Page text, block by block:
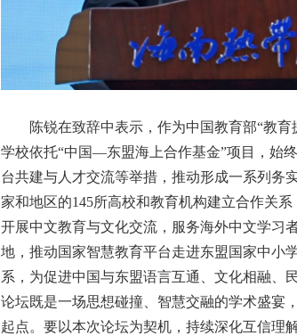
陈锐在致辞中表示，作为中国教育部“教
学校依托“中国—东盟海上合作基金”项目，始
台共建与人才交流等举措，推动形成一系列务
家和地区的145所高校和教育机构建立合作关
开展中文教育与文化交流，服务海外中文学习
地，推动国家智慧教育平台走进东盟国家中小
系，为促进中国与东盟语言互通、文化相融、
论坛既是一场思想碰撞、智慧交融的学术盛宴
起点。要以本次论坛为契机，持续深化互信理